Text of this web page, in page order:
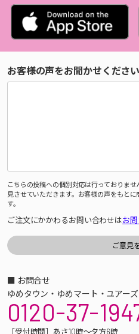
お客様の声をお聞かせください
こちらの投稿への個別対応は行っておりま
見させていただきます。お客様の声をもと
す。
ご注文にかかわるお問い合わせはお
■ お問合せ
ゆめタウン・ゆめマート・ユアーズ
0120-37-
［受付時間］あさ10時～夕方6時